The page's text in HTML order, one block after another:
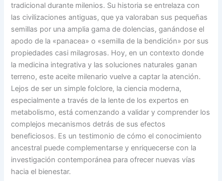
tradicional durante milenios. Su historia se entrelaza con
las civilizaciones antiguas, que ya valoraban sus pequeñas
semillas por una amplia gama de dolencias, ganándose el
apodo de la «panacea» o «semilla de la bendición» por sus
propiedades casi milagrosas. Hoy, en un contexto donde
la medicina integrativa y las soluciones naturales ganan
terreno, este aceite milenario vuelve a captar la atención.
Lejos de ser un simple folclore, la ciencia moderna,
especialmente a través de la lente de los expertos en
metabolismo, está comenzando a validar y comprender los
complejos mecanismos detrás de sus efectos
beneficiosos. Es un testimonio de cómo el conocimiento
ancestral puede complementarse y enriquecerse con la
investigación contemporánea para ofrecer nuevas vías
hacia el bienestar.